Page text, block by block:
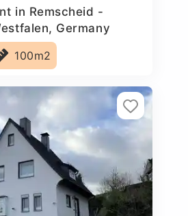
in Remscheid -
Germany
100m2